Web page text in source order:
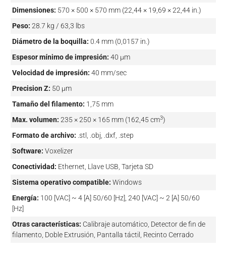
Dimensiones: 570 × 500 × 570 mm (22,44 × 19,69 × 22,44 in.)
Peso: 28.7 kg / 63,3 lbs
Diámetro de la boquilla: 0.4 mm (0,0157 in.)
Espesor mínimo de impresión: 40 µm
Velocidad de impresión: 40 mm/sec
Precision Z: 50 µm
Tamaño del filamento: 1,75 mm
Max. volumen: 235 × 250 × 165 mm (162,45 cm3)
Formato de archivo: .stl, .obj, .dxf, .step
Software: Voxelizer
Conectividad: Ethernet, Llave USB, Tarjeta SD
Sistema operativo compatible: Windows
Energía: 100 [VAC] ~ 4 [A] 50/60 [Hz], 240 [VAC] ~ 2 [A] 50/60
[Hz]
Otras características: Calibraje automático, Detector de fin de
filamento, Doble Extrusión, Pantalla táctil, Recinto Cerrado